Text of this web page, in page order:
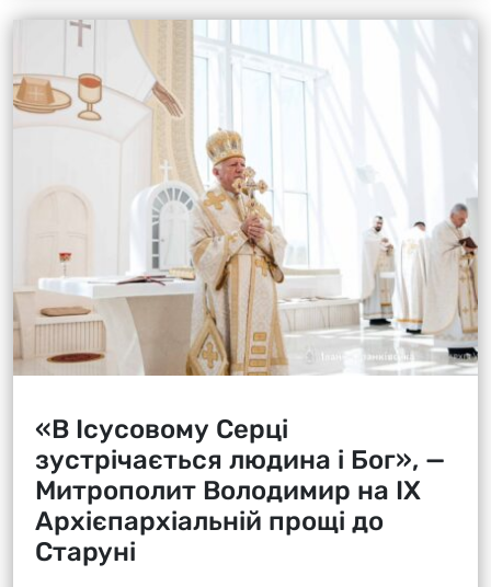
«В Ісусовому Серці
зустрічається людина і Бог», —
Митрополит Володимир на ІХ
Архієпархіальній прощі до
Старуні